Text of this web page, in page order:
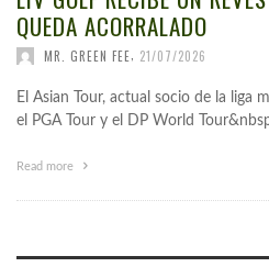
QUEDA ACORRALADO
MR. GREEN FEE 21/07/2026
El Asian Tour, actual socio de la liga
el PGA Tour y el DP World
Read more